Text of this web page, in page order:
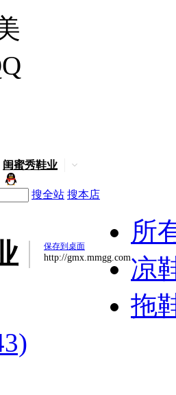
闺蜜秀鞋业
搜全站 搜本店
保存到桌面
http://gmx.mmgg.com
所
凉
拖